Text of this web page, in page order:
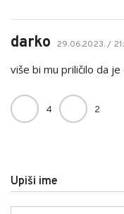
darko 29.06.2023. /
više bi mu priličilo da je
4 2
Upiši ime